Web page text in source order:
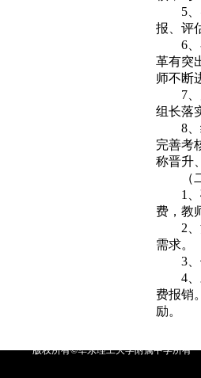
5
报、评
6
革有突
师不断
7
组长落
8
完善考
称晋升
1
费，教
2
需求。
3
4
费报销
励。
版权所有©华东理工大学附属中学所有